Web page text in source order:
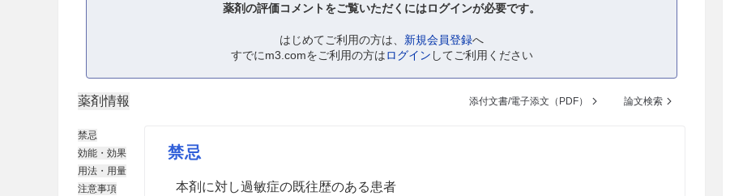
薬剤の評価コメントをご覧いただくにはログインが必要です。
はじめてご利用の方は、 新規会員登録へ
すでにm3.comをご利用の方はログイン してご利用ください
薬剤情報 添付文書/電子添文（PDF） 論文検索
禁忌
効能・効果
用法・用量
注意事項
禁忌
本剤に対し過敏症の既往歴のある患者